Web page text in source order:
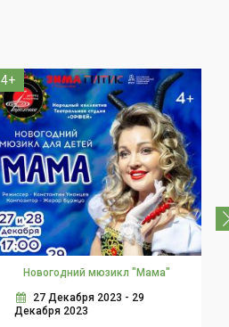
4+
Новогодний мюзикл "Мама"
27 Декабря 2023 - 29
Декабря 2023